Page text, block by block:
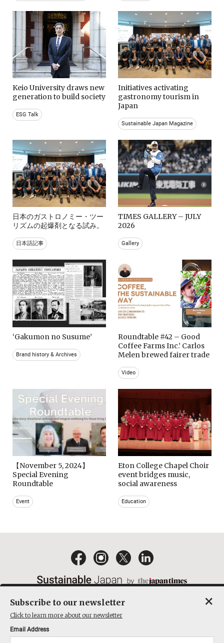
Keio University draws new
generation to build society
ESG Talk
Initiatives activating
gastronomy tourism in
Japan
Sustainable Japan Magazine
日本のガストロノミー・ツー
リズムの起爆剤となる試み。
日本語記事
TIMES GALLERY – JULY
2026
Gallery
‘Gakumon no Susume’
Brand history & Archives
Roundtable #42 – Good
Coffee Farms Inc.’ Carlos
Melen brewed fairer trade
Video
【November 5, 2024】
Special Evening
Roundtable
Event
Eton College Chapel Choir
event bridges music,
social awareness
Education
ACT ON SPECIFIED COMMERCIAL TRANSACTIONS
COMPANY
Subscribe to our newsletter
Click to learn more about our newsletter
Email Address
×